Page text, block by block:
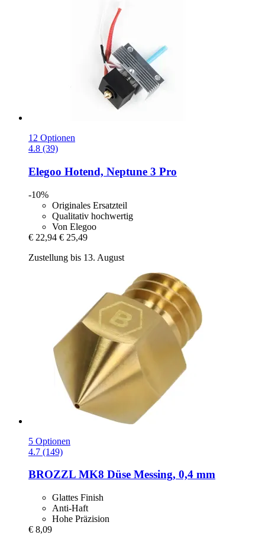
12 Optionen
4.8 (39)
Elegoo Hotend, Neptune 3 Pro
-10%
Originales Ersatzteil
Qualitativ hochwertig
Von Elegoo
€ 22,94 € 25,49
Zustellung bis 13. August
5 Optionen
4.7 (149)
BROZZL MK8 Düse Messing, 0,4 mm
Glattes Finish
Anti-Haft
Hohe Präzision
€ 8,09